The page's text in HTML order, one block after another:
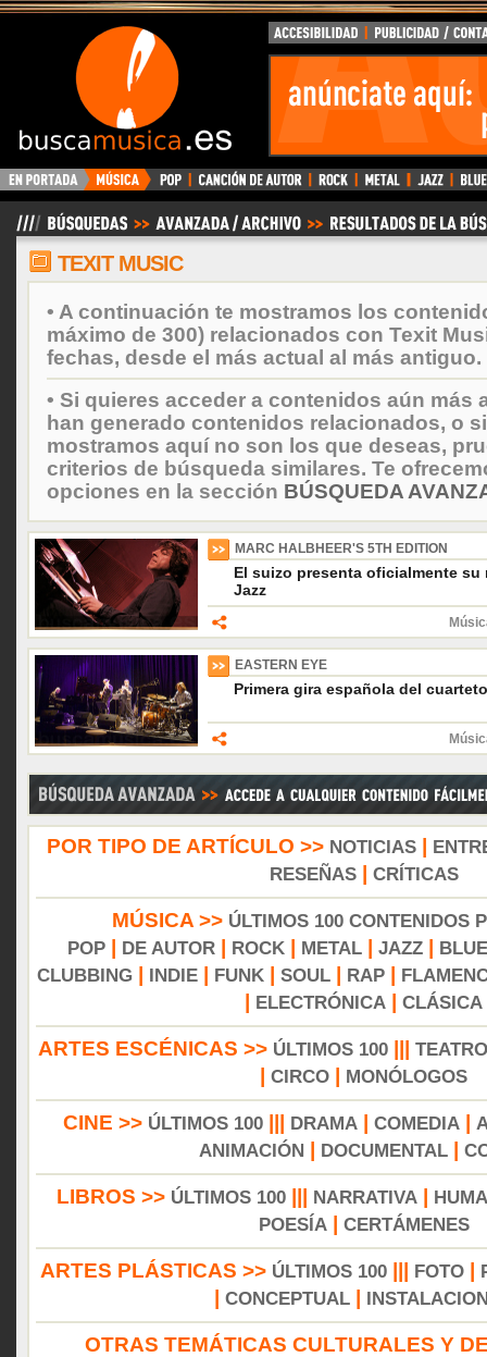
BuscaMusica.es
TEXIT MUSIC
• A continuación te mostramos los
máximo de 300) relacionados con Texit
fechas, desde el más actual al más antiguo.
• Si quieres acceder a contenidos aún más
han generado contenidos relacionados, o
mostramos aquí no son los que deseas,
criterios de búsqueda similares. Te
opciones en la sección BÚSQUEDA
MARC HALBHEER'S 5TH EDITION
El suizo presenta oficialmente
Jazz
EASTERN EYE
Primera gira española del
POR TIPO DE ARTÍCULO >> NOTICIAS|
RESEÑAS| CRÍTICAS
MÚSICA >> ÚLTIMOS 100 CONTENIDOS
POP
DE AUTOR ROCK METAL JAZZ
CLUBBING
INDIE FUNK SOUL RAP
ELECTRÓNICA CLÁSICA
ARTES ESCÉNICAS >> ÚLTIMOS 100||| TEATRO
CIRCO MONÓLOGOS
CINE >> ÚLTIMOS 100 DRAMA COMEDIA
ANIMACIÓN
DOCUMENTAL|
LIBROS >> ÚLTIMOS 100 NARRATIVA
POESÍA| CERTÁMENES
ARTES PLÁSTICAS >> ÚLTIMOS 100 FOTO
CONCEPTUAL
OTRAS TEMÁTICAS CULTURALES Y